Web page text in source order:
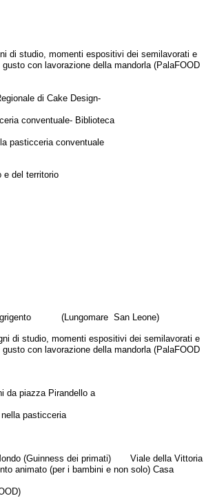
di studio, momenti espositivi dei semilavorati e
con lavorazione della mandorla (PalaFOOD
di Cake Design-
conventuale- Biblioteca
pasticceria conventuale
e del territorio
Agrigento (Lungomare San Leone)
di studio, momenti espositivi dei semilavorati e
con lavorazione della mandorla (PalaFOOD
da piazza Pirandello a
pasticceria
(Guinness dei primati) Viale della Vittoria
animato (per i bambini e non solo) Casa